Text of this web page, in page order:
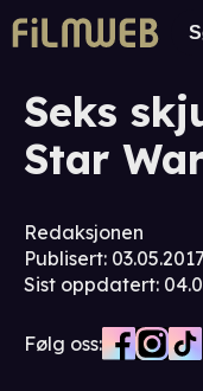
Seks
Star
Redaksjonen
Publisert: 03.05.2017
Sist oppdatert:
Følg oss: